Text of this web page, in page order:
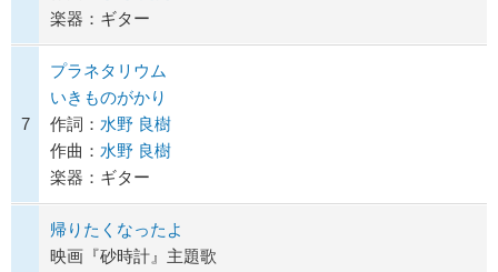
楽器：ギター
7
プラネタリウム
いきものがかり
作詞： 水野 良樹
作曲： 水野 良樹
楽器：ギター
帰りたくなったよ
映画『砂時計』主題歌